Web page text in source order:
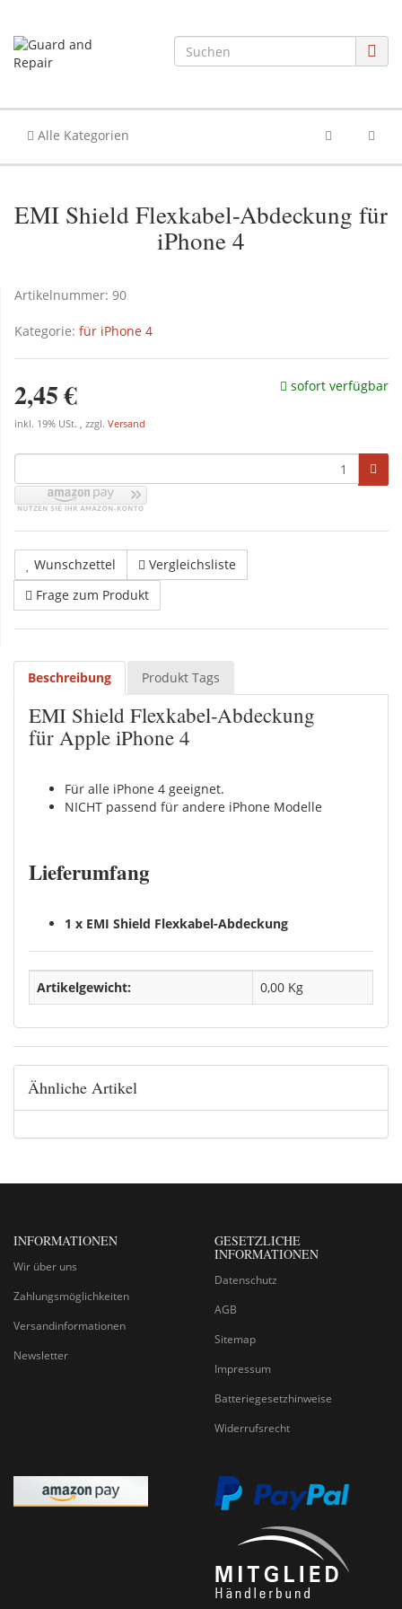
Alle Kategorien
EMI Shield Flexkabel-Abdeckung für
iPhone 4
Artikelnummer: 90
Kategorie: für iPhone 4
2,45 €
inkl. 19% USt. , zzgl. Versand
sofort verfügbar
Wunschzettel
Vergleichsliste
Frage zum Produkt
Beschreibung Produkt Tags
EMI Shield Flexkabel-Abdeckung
für Apple iPhone 4
Für alle iPhone 4 geeignet.
NICHT passend für andere iPhone Modelle
Lieferumfang
1 x EMI Shield Flexkabel-Abdeckung
Artikelgewicht: 0,00 Kg
Ähnliche Artikel
INFORMATIONEN
Wir über uns
Zahlungsmöglichkeiten
Versandinformationen
Newsletter
GESETZLICHE
INFORMATIONEN
Datenschutz
AGB
Sitemap
Impressum
Batteriegesetzhinweise
Widerrufsrecht